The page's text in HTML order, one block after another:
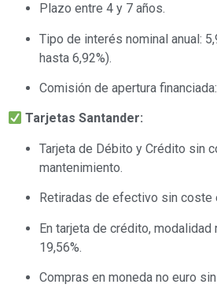
Plazo entre 4 y 7 años.
Tipo de interés nominal anual:
hasta 6,92%).
Comisión de apertura
Tarjetas Santander:
Tarjeta de Débito y Crédito sin
mantenimiento.
Retiradas de efectivo sin coste
En tarjeta de crédito, modalidad
19,56%.
Compras en moneda no euro